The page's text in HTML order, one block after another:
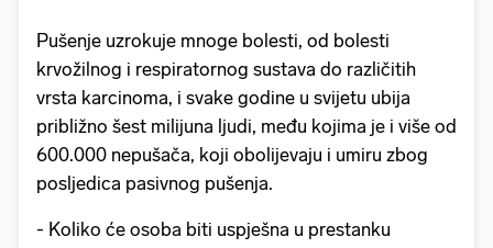
Pušenje uzrokuje mnoge bolesti, od bolesti
krvožilnog i respiratornog sustava do različitih
vrsta karcinoma, i svake godine u svijetu ubija
približno šest milijuna ljudi, među kojima je i više od
600.000 nepušača, koji obolijevaju i umiru zbog
posljedica pasivnog pušenja.
- Koliko će osoba biti uspješna u prestanku